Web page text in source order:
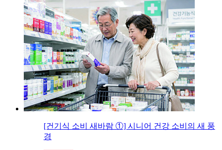
[건기식 소비 새바람 ①] 시니어 건강 소비의 새 풍
경